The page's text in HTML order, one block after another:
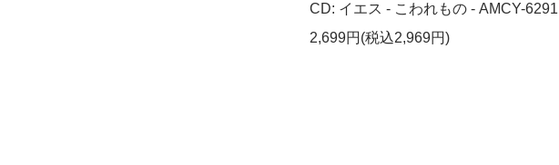
CD: イエス - こわれもの - AMCY-6291
2,699円(税込2,969円)